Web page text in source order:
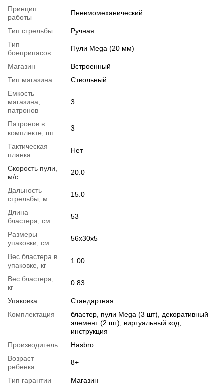
Принцип
работы
Пневмомеханический
Тип стрельбы
Ручная
Тип
боеприпасов
Пули Mega (20 мм)
Магазин
Встроенный
Тип магазина
Ствольный
Емкость
магазина,
патронов
3
Патронов в
комплекте, шт
3
Тактическая
планка
Нет
Скорость пули,
м/с
20.0
Дальность
стрельбы, м
15.0
Длина
бластера, см
53
Размеры
упаковки, см
56x30x5
Вес бластера в
упаковке, кг
1.00
Вес бластера,
кг
0.83
Упаковка
Стандартная
Комплектация
бластер, пули Mega (3 шт), декоративный
элемент (2 шт), виртуальный код,
инструкция
Производитель
Hasbro
Возраст
ребенка
8+
Тип гарантии
Магазин